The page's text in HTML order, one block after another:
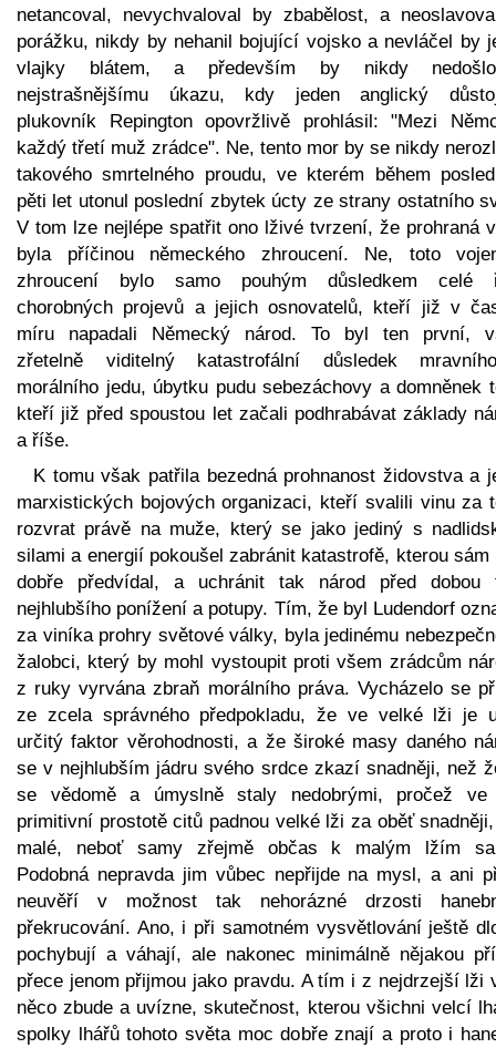
netancoval, nevychvaloval by zbabělost, a
porážku, nikdy by nehanil bojující vojsko a nevláčel by
vlajky blátem, a především by nikdy
nejstrašnějšímu úkazu, kdy jeden anglický
plukovník Repington opovržlivě prohlásil: "Mezi
každý třetí muž zrádce". Ne, tento mor by se nikdy
takového smrtelného proudu, ve kterém během
pěti let utonul poslední zbytek úcty ze strany ostatního
V tom lze nejlépe spatřit ono lživé tvrzení, že prohraná
byla příčinou německého zhroucení. Ne, toto
zhroucení bylo samo pouhým důsledkem celé
chorobných projevů a jejich osnovatelů, kteří již v
míru napadali Německý národ. To byl ten první,
zřetelně viditelný katastrofální důsledek
morálního jedu, úbytku pudu sebezáchovy a domněnek
kteří již před spoustou let začali podhrabávat základy
a říše.
K tomu však patřila bezedná prohnanost židovstva a
marxistických bojových organizaci, kteří svalili vinu za
rozvrat právě na muže, který se jako jediný s
silami a energií pokoušel zabránit katastrofě, kterou sám
dobře předvídal, a uchránit tak národ před dobou
nejhlubšího ponížení a potupy. Tím, že byl Ludendorf
za viníka prohry světové války, byla jedinému
žalobci, který by mohl vystoupit proti všem zrádcům
z ruky vyrvána zbraň morálního práva. Vycházelo se
ze zcela správného předpokladu, že ve velké lži je
určitý faktor věrohodnosti, a že široké masy daného
se v nejhlubším jádru svého srdce zkazí snadněji, než
se vědomě a úmyslně staly nedobrými, pročež ve
primitivní prostotě citů padnou velké lži za oběť
malé, neboť samy zřejmě občas k malým lžím
Podobná nepravda jim vůbec nepřijde na mysl, a ani
neuvěří v možnost tak nehorázné drzosti
překrucování. Ano, i při samotném vysvětlování ještě
pochybují a váhají, ale nakonec minimálně nějakou
přece jenom přijmou jako pravdu. A tím i z nejdrzejší lži
něco zbude a uvízne, skutečnost, kterou všichni velcí
spolky lhářů tohoto světa moc dobře znají a proto i